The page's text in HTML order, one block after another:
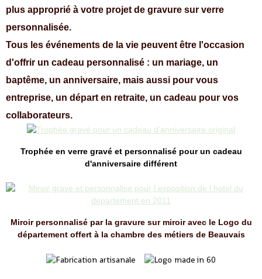
plus approprié à votre projet de gravure sur verre
personnalisée.
Tous les événements de la vie peuvent être l'occasion
d'offrir un cadeau personnalisé : un mariage, un
baptême, un anniversaire, mais aussi pour vous
entreprise, un départ en retraite, un cadeau pour vos
collaborateurs.
Trophée en verre gravé et personnalisé pour un cadeau
d'anniversaire différent
Miroir personnalisé par la gravure sur miroir avec le Logo du
département offert à la chambre des métiers de Beauvais